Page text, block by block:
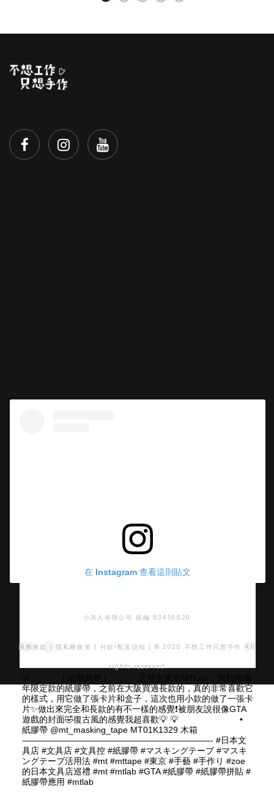
在 Instagram 查看這則貼文
年限定款的紙膠帶，之前在大阪買過長款的，真的非常喜歡它
的樣式，用它做了張卡片和盒子，這次也用小款的做了一張卡
片✨做出來完全和長款的有不一樣的感覺❗️被朋友說很像GTA
遊戲的封面🤣復古風的感覺我超喜歡💡 💡 ⠀⠀ ⠀⠀ ⠀⠀ ⠀⠀ •
紙膠帶 @mt_masking_tape MT01K1329 木箱 ⠀⠀⠀
——————————————————————- #日本文
具店 #文具店 #文具控 #紙膠帶 #マスキングテープ #マスキ
ングテープ活用法 #mt #mttape #東京 #手藝 #手作り #zoe
的日本文具店巡禮 #mt #mtlab #GTA #紙膠帶 #紙膠帶拼貼 #
紙膠帶應用 #mtlab
小灰人有限公司 統編:83456820
服務條款 隱私權政策 付款/配送須知 | © 2020 不想工作只想手作 All
rights reserved